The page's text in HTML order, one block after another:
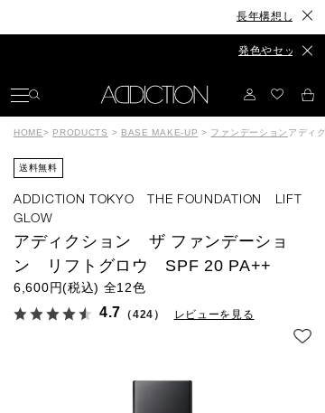
長年構想したスキ
発色やセット力、
HOME> PRODUCTS > BASE MAKE-UP > ファンデーション アディ
送料無料
ADDICTION TOKYO THE FOUNDATION LIFT
GLOW
アディクション ザ ファンデーショ
ン リフトグロウ SPF 20 PA++
6,600円(税込) 全12色
4.7 （424） レビューを見る